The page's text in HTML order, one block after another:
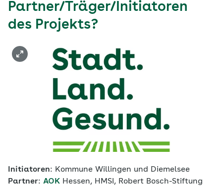
Partner/Träger/Initiatoren
des Projekts?
Initiatoren: Kommune Willingen und Diemelsee
Partner: AOK Hessen, HMSI, Robert Bosch-Stiftung